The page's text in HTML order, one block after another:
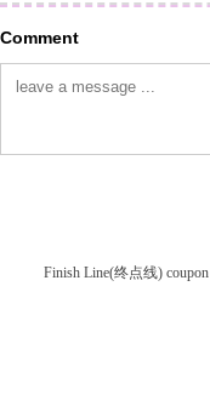
Comment
Finish Line(终点线) coupon